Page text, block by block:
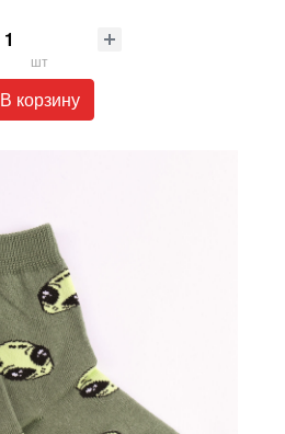
шт
В корзину